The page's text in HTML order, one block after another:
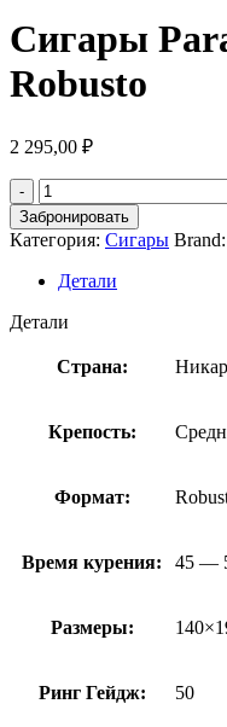
Сигары
Robusto
2 295,00 ₽
Забронировать
Категория: Сигары Brand:
Детали
Детали
Страна:
Крепость:
Формат:
Время курения: 45 —
Размеры:
Ринг Гейдж: 50